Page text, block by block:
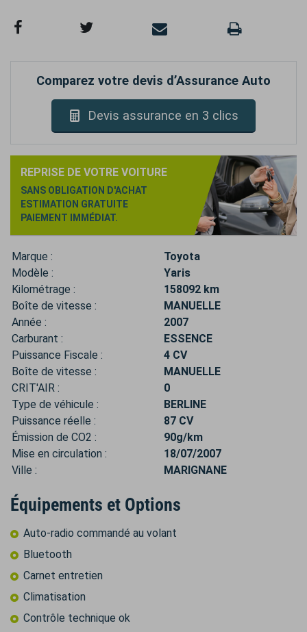
Comparez votre devis d’Assurance Auto
Devis assurance en 3 clics
REPRISE DE VOTRE VOITURE
SANS OBLIGATION D'ACHAT
ESTIMATION GRATUITE
PAIEMENT IMMÉDIAT.
Marque :
Toyota
Modèle :
Yaris
Kilométrage :
158092 km
Boîte de vitesse :
MANUELLE
Année :
2007
Carburant :
ESSENCE
Puissance Fiscale :
4 CV
Boîte de vitesse :
MANUELLE
CRIT'AIR :
0
Type de véhicule :
BERLINE
Puissance réelle :
87 CV
Émission de CO2 :
90g/km
Mise en circulation :
18/07/2007
Ville :
MARIGNANE
Équipements et Options
Auto-radio commandé au volant
Bluetooth
Carnet entretien
Climatisation
Contrôle technique ok